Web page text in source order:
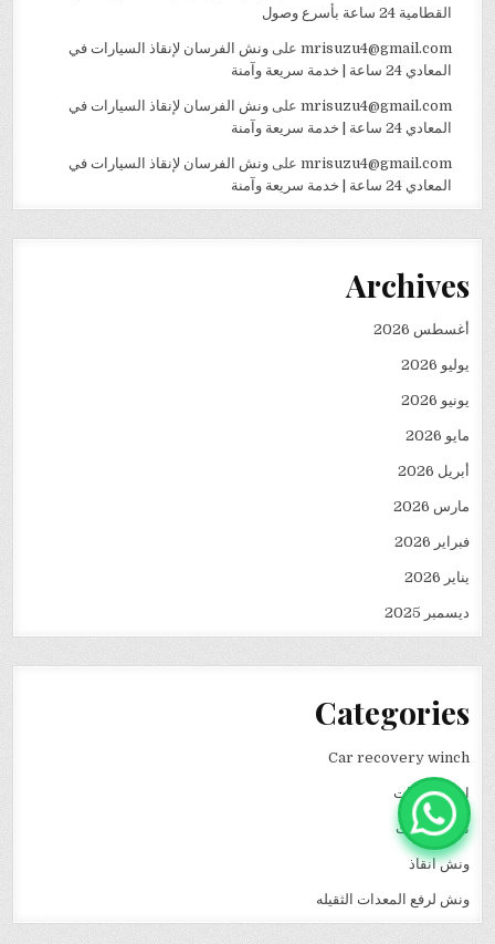
القطامية 24 ساعة بأسرع وصول
mrisuzu4@gmail.comعلى ونش الفرسان لإنقاذ السيارات في
المعادي 24 ساعة | خدمة سريعة وآمنة
mrisuzu4@gmail.comعلى ونش الفرسان لإنقاذ السيارات في
المعادي 24 ساعة | خدمة سريعة وآمنة
mrisuzu4@gmail.comعلى ونش الفرسان لإنقاذ السيارات في
المعادي 24 ساعة | خدمة سريعة وآمنة
Archives
أغسطس 2026
يوليو 2026
يونيو 2026
مايو 2026
أبريل 2026
مارس 2026
فبراير 2026
يناير 2026
ديسمبر 2025
Categories
Car recovery winch
انقاذ سيارات
نقل كرفانات
ونش انقاذ
ونش لرفع المعدات الثقيله